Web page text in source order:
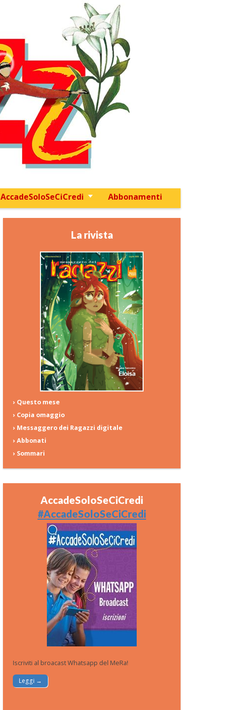
AccadeSoloSeCiCredi Abbonamenti
La rivista
› Questo mese
› Copia omaggio
› Messaggero dei Ragazzi digitale
› Abbonati
› Sommari
AccadeSoloSeCiCredi
#AccadeSoloSeCiCredi
Iscriviti al broacast Whatsapp del MeRa!
Leggi →